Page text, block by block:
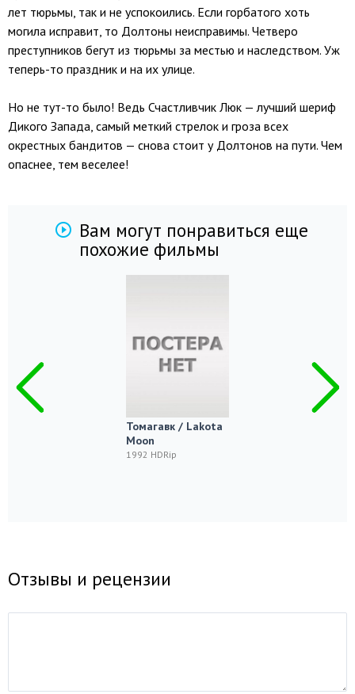
лет тюрьмы, так и не успокоились. Если горбатого хоть
могила исправит, то Долтоны неисправимы. Четверо
преступников бегут из тюрьмы за местью и наследством. Уж
теперь-то праздник и на их улице.
Но не тут-то было! Ведь Счастливчик Люк — лучший шериф
Дикого Запада, самый меткий стрелок и гроза всех
окрестных бандитов — снова стоит у Долтонов на пути. Чем
опаснее, тем веселее!
Вам могут понравиться еще
похожие фильмы
Томагавк / Lakota
Moon
1992 HDRip
Отзывы и рецензии